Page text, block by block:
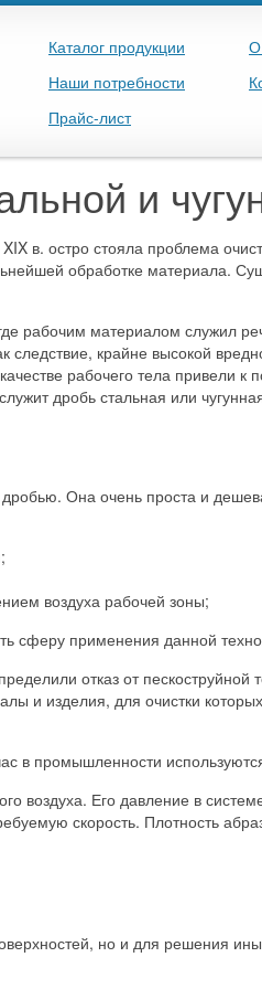
Каталог продукции
О
Наши потребности
Прайс-лист
и
в. остро стояла проблема
обработке материала.
рабочим материалом служил
крайне высокой
рабочего тела привели
дробь стальная или
Она очень проста и
воздуха рабочей зоны;
сферу применения данной
отказ от пескоструйной
и изделия, для очистки
промышленности
воздуха. Его давление в
скорость. Плотность
но и для решения